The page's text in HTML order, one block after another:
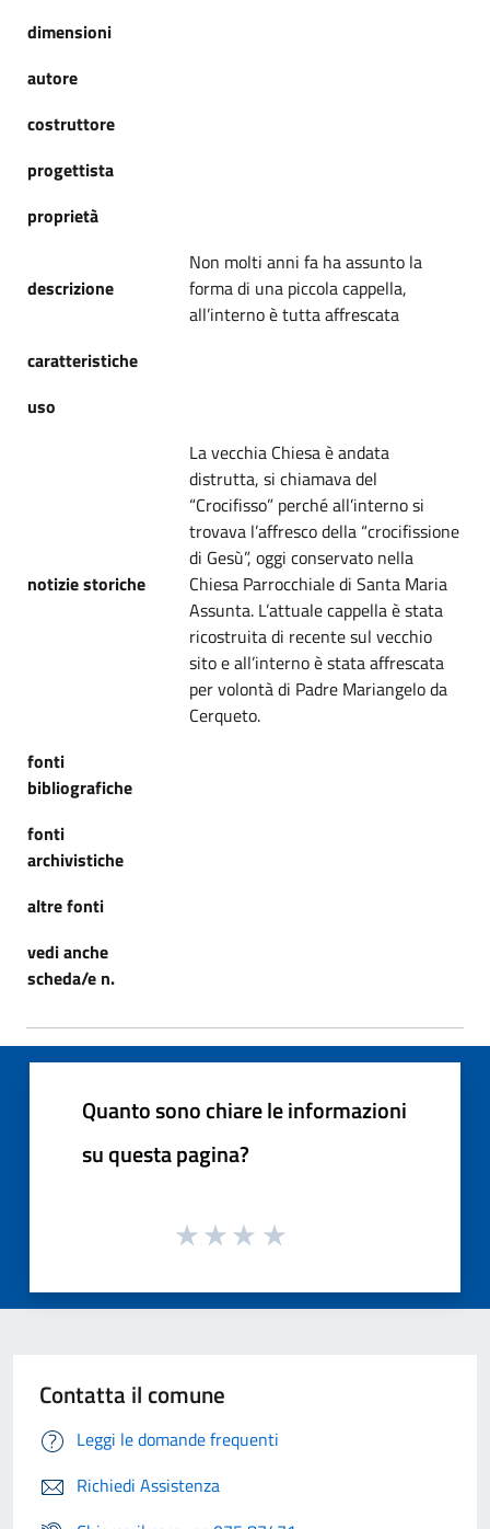
dimensioni
autore
costruttore
progettista
proprietà
descrizione
Non molti anni fa ha assunto la
forma di una piccola cappella,
all’interno è tutta affrescata
caratteristiche
uso
notizie storiche
La vecchia Chiesa è andata
distrutta, si chiamava del
“Crocifisso” perché all’interno si
trovava l’affresco della “crocifissione
di Gesù”, oggi conservato nella
Chiesa Parrocchiale di Santa Maria
Assunta. L’attuale cappella è stata
ricostruita di recente sul vecchio
sito e all’interno è stata affrescata
per volontà di Padre Mariangelo da
Cerqueto.
fonti
bibliografiche
fonti
archivistiche
altre fonti
vedi anche
scheda/e n.
Quanto sono chiare le informazioni
su questa pagina?
Contatta il comune
Leggi le domande frequenti
Richiedi Assistenza